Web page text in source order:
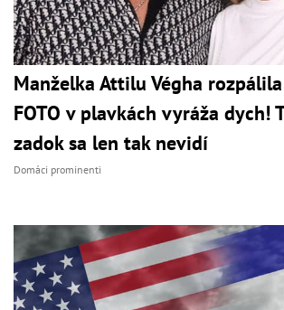
Manželka Attilu Végha
FOTO v plavkách vyráža dych!
zadok sa len tak nevidí
Domáci prominenti